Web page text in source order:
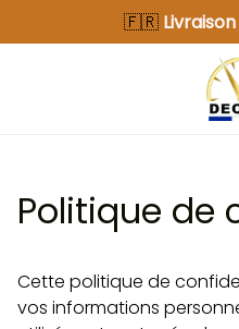
🇫🇷
Politique de
Cette politique de
vos informations